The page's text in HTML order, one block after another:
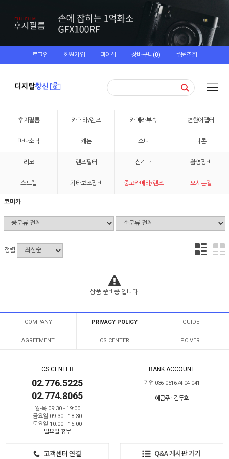
로그인 | 회원가입 | 마이샵 | 장바구니(0) | 주문조회
후지필름 카메라/렌즈 카메라부속 변환어댑터
파나소닉 캐논 소니 니콘
리코 렌즈필터 삼각대 촬영장비
스트랩 기타보조장비 중고카메라/렌즈 오시는길
코미카
정렬
상품 준비중 입니다.
COMPANY PRIVACY POLICY GUIDE
AGREEMENT CS CENTER PC VER.
CS CENTER
02.776.5225
02.774.8065
월-목 09:30 - 19:00
금요일 09:30 - 18:30
토요일 10:00 - 15:00
일요일 휴무
BANK ACCOUNT
기업 036-051674-04-041
예금주 : 김두호